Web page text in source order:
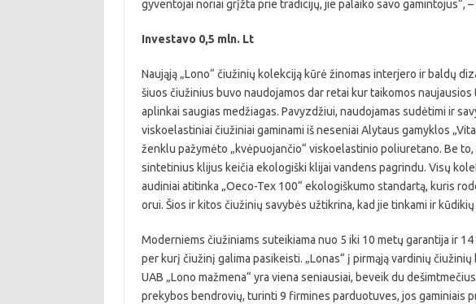
gyventojai noriai grįžta prie tradicijų, jie palaiko savo gamintojus“, –
Investavo 0,5 mln. Lt
Naująją „Lono“ čiužinių kolekciją kūrė žinomas interjero ir baldų
šiuos čiužinius buvo naudojamos dar retai kur taikomos
aplinkai saugias medžiagas. Pavyzdžiui, naudojamas sudėtimi ir
viskoelastiniai čiužiniai gaminami iš neseniai Alytaus gamyklos
ženklu pažymėto „kvėpuojančio“ viskoelastinio poliuretano. Be
sintetinius klijus keičia ekologiški klijai vandens pagrindu. Visų
audiniai atitinka „Oeco-Tex 100“ ekologiškumo standartą, kuris
orui. Šios ir kitos čiužinių savybės užtikrina, kad jie tinkami ir kūdikių
Moderniems čiužiniams suteikiama nuo 5 iki 10 metų garantija ir
per kurį čiužinį galima pasikeisti. „Lonas“ į pirmąją vardinių
UAB „Lono mažmena“ yra viena seniausiai, beveik du
prekybos bendrovių, turinti 9 firmines parduotuves, jos gaminiais